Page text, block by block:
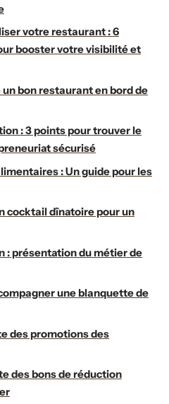
votre restaurant : 6
booster votre visibilité et
bon restaurant en bord de
: 3 points pour trouver le
sécurisé
: Un guide pour les
cocktail dînatoire pour un
: présentation du métier de
une blanquette de
des promotions des
des bons de réduction